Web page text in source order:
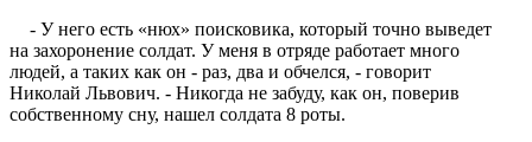
- У него есть «нюх» поисковика, который точно выведет
на захоронение солдат. У меня в отряде работает много
людей, а таких как он - раз, два и обчелся, - говорит
Николай Львович. - Никогда не забуду, как он, поверив
собственному сну, нашел солдата 8 роты.